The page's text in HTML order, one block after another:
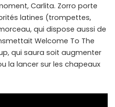
Carlita. Zorro porte
latines (trompettes,
qui dispose aussi de
Welcome To The
qui saura soit augmenter
la lancer sur les chapeaux